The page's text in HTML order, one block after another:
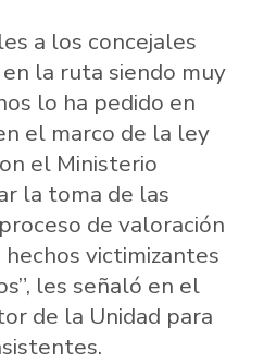
a los concejales
la ruta siendo muy
lo ha pedido en
el marco de la ley
el Ministerio
la toma de las
de valoración
victimizantes
les señaló en el
de la Unidad para